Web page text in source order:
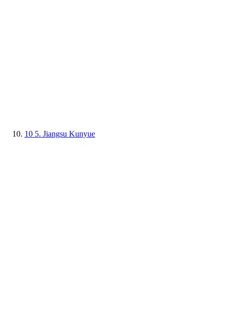
10 5. Jiangsu Kunyue